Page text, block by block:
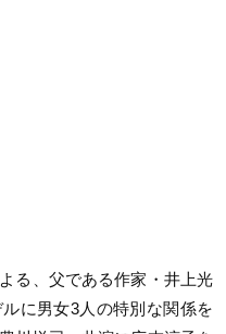
る、父である作家・井上光
に男女3人の特別な関係を